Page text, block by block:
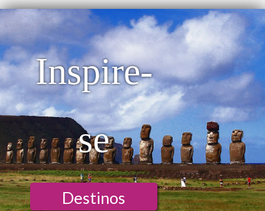
Inspire-
se
Destinos